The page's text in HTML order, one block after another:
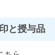
と授与品